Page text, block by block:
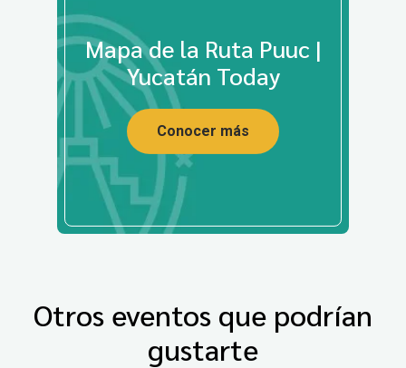
Mapa de la Ruta Puuc |
Yucatán Today
Conocer más
Otros eventos que podrían
gustarte